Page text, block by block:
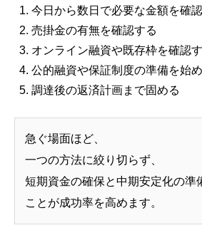
今日から数日で必要な金額を確
売掛金の有無を確認する
オンライン融資や既存枠を確認
公的融資や保証制度の準備を始
調達後の返済計画まで固める
急ぐ場面ほど、
一つの方法に絞り切らず、
短期資金の確保と中期安定化の準
ことが成功率を高めます。